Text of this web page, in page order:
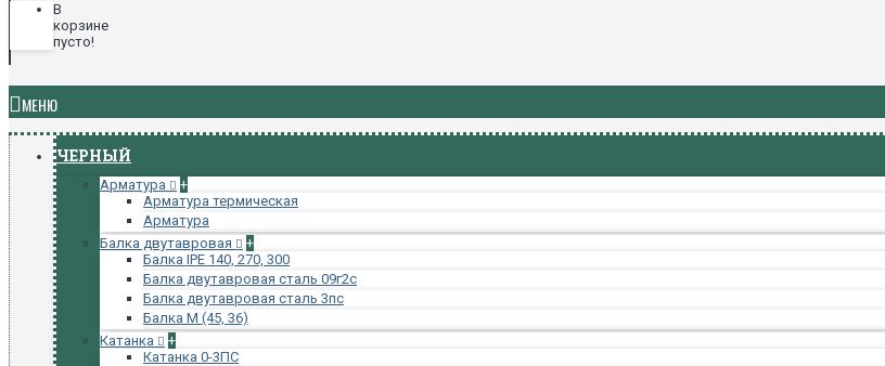
В
корзине
пусто!
МЕНЮ
ЧЕРНЫЙ
Арматура
+
Арматура термическая
Арматура
Балка двутавровая
+
Балка IPE 140, 270, 300
Балка двутавровая сталь 09г2с
Балка двутавровая сталь 3пс
Балка М (45, 36)
Катанка
+
Катанка 0-3ПС